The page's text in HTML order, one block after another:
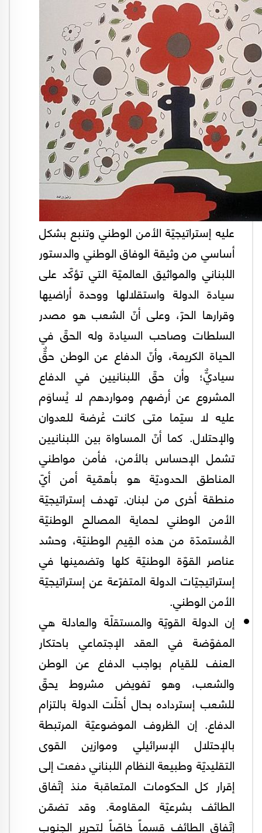
عليه إستراتيجيّة الأمن الوطني وتنبع بشكل
أساسي من وثيقة الوفاق الوطني والدستور
اللبناني والمواثيق العالميّة التي تؤكّد على
سيادة الدولة واستقلالها ووحدة أراضيها
وقرارها الحرّ، وعلى أنّ الشعب هو مصدر
السلطات وصاحب السيادة وله الحقّ في
الحياة الكريمة، وأنّ الدفاع عن الوطن حقٌّ
سياديٌّ؛ وأن حقّ اللبنانيين في الدفاع
المشروع عن أرضهم ومواردهم لا يُساوَم
عليه لا سيّما متى كانت عُرضة للعدوان
والإحتلال. كما أنّ المساواة بين اللبنانيين
تشمل الإحساس بالأمن، فأمن مواطني
المناطق الحدوديّة هو بأهمّية أمن أيّ
منطقة أخرى من لبنان. تهدف إستراتيجيّة
الأمن الوطني لحماية المصالح الوطنيّة
المُستمدّة من هذه القِيم الوطنيّة، وحشد
عناصر القوّة الوطنيّة كلها وتضمينها في
إستراتيجيّات الدولة المتفرّعة عن إستراتيجيّة
الأمن الوطني.
إن الدولة القويّة والمستقلّة والعادلة هي
المفوّضة في العقد الإجتماعي باحتكار
العنف للقيام بواجب الدفاع عن الوطن
والشعب، وهو تفويض مشروط يحقّ
للشعب إسترداده بحال أخلّت الدولة بالتزام
الدفاع. إن الظروف الموضوعيّة المرتبطة
بالإحتلال الإسرائيلي وموازين القوى
التقليديّة وطبيعة النظام اللبناني دفعت إلى
إقرار كل الحكومات المتعاقبة منذ إتّفاق
الطائف بشرعيّة المقاومة. وقد تضمّن
إتّفاق الطائف قِسماً خاصّاً لتحرير الجنوب